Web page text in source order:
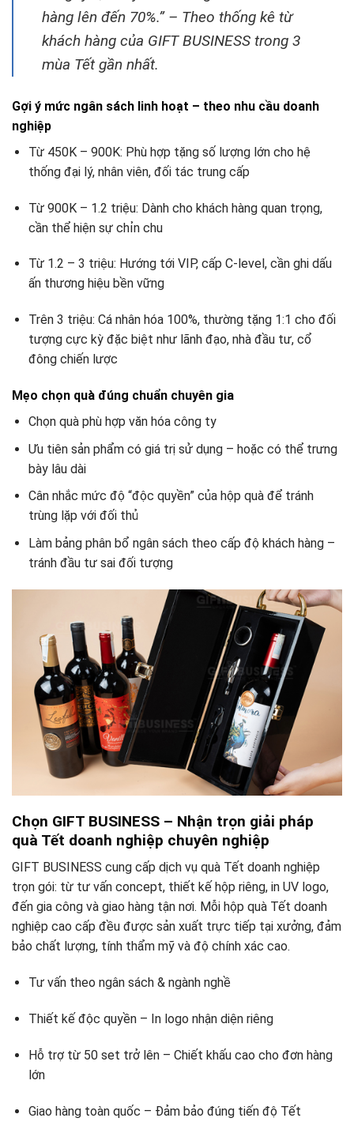
hàng lên đến 70%.” – Theo thống kê từ
khách hàng của GIFT BUSINESS trong 3
mùa Tết gần nhất.
Gợi ý mức ngân sách linh hoạt – theo nhu cầu doanh
nghiệp
Từ 450K – 900K: Phù hợp tặng số lượng lớn cho hệ
thống đại lý, nhân viên, đối tác trung cấp
Từ 900K – 1.2 triệu: Dành cho khách hàng quan trọng,
cần thể hiện sự chỉn chu
Từ 1.2 – 3 triệu: Hướng tới VIP, cấp C-level, cần ghi dấu
ấn thương hiệu bền vững
Trên 3 triệu: Cá nhân hóa 100%, thường tặng 1:1 cho đối
tượng cực kỳ đặc biệt như lãnh đạo, nhà đầu tư, cổ
đông chiến lược
Mẹo chọn quà đúng chuẩn chuyên gia
Chọn quà phù hợp văn hóa công ty
Ưu tiên sản phẩm có giá trị sử dụng – hoặc có thể trưng
bày lâu dài
Cân nhắc mức độ “độc quyền” của hộp quà để tránh
trùng lặp với đối thủ
Làm bảng phân bổ ngân sách theo cấp độ khách hàng –
tránh đầu tư sai đối tượng
Chọn GIFT BUSINESS – Nhận trọn giải pháp
quà Tết doanh nghiệp chuyên nghiệp
GIFT BUSINESS cung cấp dịch vụ quà Tết doanh nghiệp
trọn gói: từ tư vấn concept, thiết kế hộp riêng, in UV logo,
đến gia công và giao hàng tận nơi. Mỗi hộp quà Tết doanh
nghiệp cao cấp đều được sản xuất trực tiếp tại xưởng, đảm
bảo chất lượng, tính thẩm mỹ và độ chính xác cao.
Tư vấn theo ngân sách & ngành nghề
Thiết kế độc quyền – In logo nhận diện riêng
Hỗ trợ từ 50 set trở lên – Chiết khấu cao cho đơn hàng
lớn
Giao hàng toàn quốc – Đảm bảo đúng tiến độ Tết